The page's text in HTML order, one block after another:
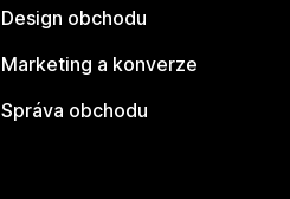
Design obchodu
Marketing a konverze
Správa obchodu